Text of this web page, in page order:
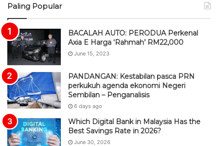
Paling Popular
BACALAH AUTO: PERODUA Perkenal
Axia E Harga ‘Rahmah’ RM22,000
June 15, 2023
PANDANGAN: Kestabilan pasca PRN
perkukuh agenda ekonomi Negeri
Sembilan – Penganalisis
6 days ago
Which Digital Bank in Malaysia Has the
Best Savings Rate in 2026?
June 30, 2026